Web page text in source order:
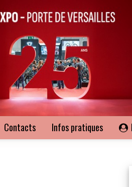
Contacts Infos pratiques